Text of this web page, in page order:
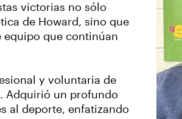
victorias no sólo
de Howard, sino que
que continúan
y voluntaria de
Adquirió un profundo
al deporte, enfatizando